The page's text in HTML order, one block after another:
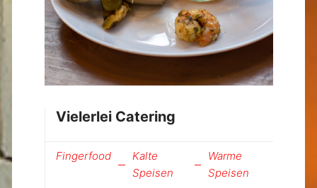
Vielerlei Catering
Fingerfood
Kalte
Speisen
Warme
Speisen